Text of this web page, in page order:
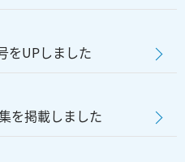
をUPしました
を掲載しました